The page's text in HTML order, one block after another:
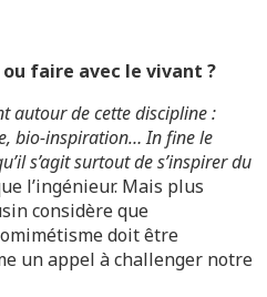
ou faire avec le vivant ?
autour de cette discipline :
bio-inspiration… In fine le
s’agit surtout de s’inspirer du
l’ingénieur. Mais plus
considère que
doit être
un appel à challenger notre